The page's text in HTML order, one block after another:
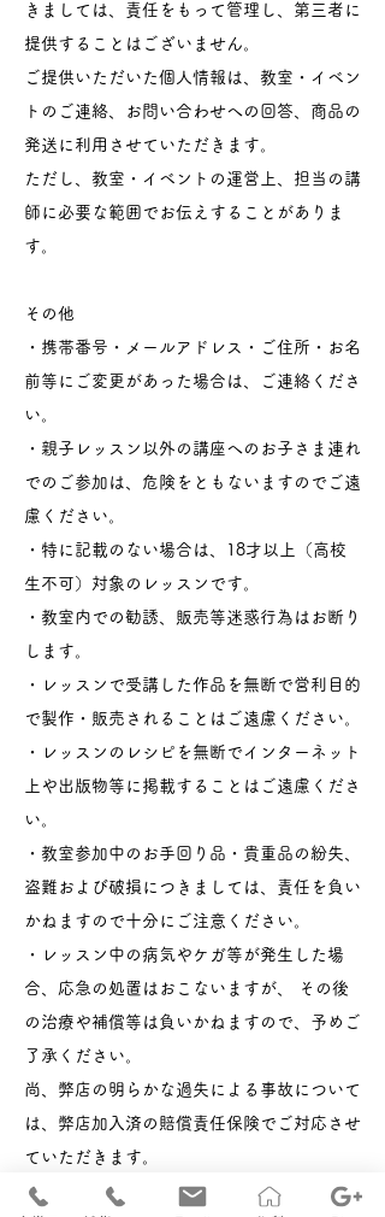
きましては、責任をもって管理し、第三者に
提供することはございません。
ご提供いただいた個人情報は、教室・イベン
トのご連絡、お問い合わせへの回答、商品の
発送に利用させていただきます。
ただし、教室・イベントの運営上、担当の講
師に必要な範囲でお伝えすることがありま
す。
その他
・携帯番号・メールアドレス・ご住所・お名
前等にご変更があった場合は、ご連絡くださ
い。
・親子レッスン以外の講座へのお子さま連れ
でのご参加は、危険をともないますのでご遠
慮ください。
・特に記載のない場合は、18才以上（高校
生不可）対象のレッスンです。
・教室内での勧誘、販売等迷惑行為はお断り
します。
・レッスンで受講した作品を無断で営利目的
で製作・販売されることはご遠慮ください。
・レッスンのレシピを無断でインターネット
上や出版物等に掲載することはご遠慮くださ
い。
・教室参加中のお手回り品・貴重品の紛失、
盗難および破損につきましては、責任を負い
かねますので十分にご注意ください。
・レッスン中の病気やケガ等が発生した場
合、応急の処置はおこないますが、 その後
の治療や補償等は負いかねますので、予めご
了承ください。
尚、弊店の明らかな過失による事故について
は、弊店加入済の賠償責任保険でご対応させ
ていただきます。